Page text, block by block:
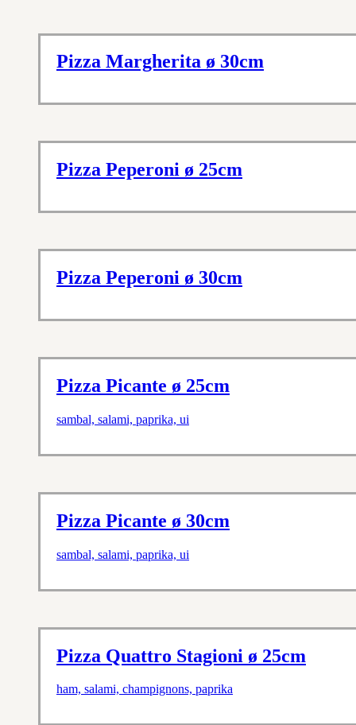
Pizza Margherita ø 30cm
Pizza Peperoni ø 25cm
Pizza Peperoni ø 30cm
Pizza Picante ø 25cm
sambal, salami, paprika, ui
Pizza Picante ø 30cm
sambal, salami, paprika, ui
Pizza Quattro Stagioni ø 25cm
ham, salami, champignons, paprika